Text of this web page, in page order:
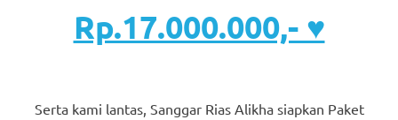
Rp.17.000.000,- ♥
Serta kami lantas, Sanggar Rias Alikha siapkan Paket